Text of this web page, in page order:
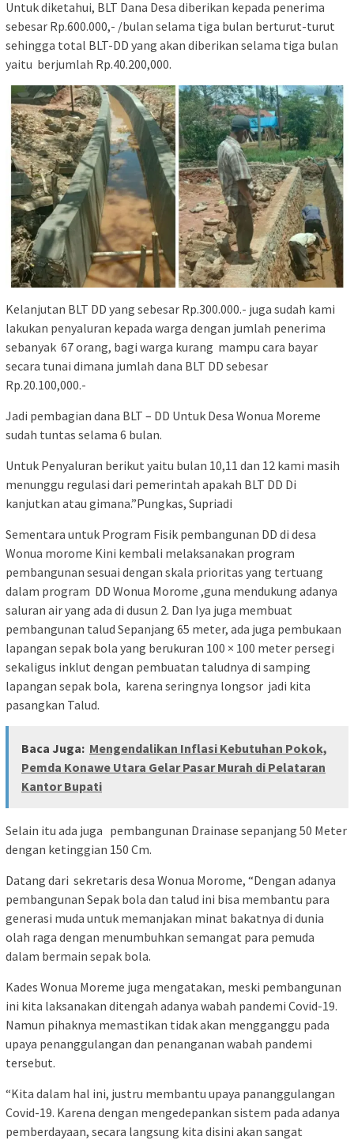
Untuk diketahui, BLT Dana Desa diberikan kepada penerima
sebesar Rp.600.000,- /bulan selama tiga bulan berturut-turut
sehingga total BLT-DD yang akan diberikan selama tiga bulan
yaitu berjumlah Rp.40.200,000.
Kelanjutan BLT DD yang sebesar Rp.300.000.- juga sudah kami
lakukan penyaluran kepada warga dengan jumlah penerima
sebanyak 67 orang, bagi warga kurang mampu cara bayar
secara tunai dimana jumlah dana BLT DD sebesar
Rp.20.100,000.-
Jadi pembagian dana BLT – DD Untuk Desa Wonua Moreme
sudah tuntas selama 6 bulan.
Untuk Penyaluran berikut yaitu bulan 10,11 dan 12 kami masih
menunggu regulasi dari pemerintah apakah BLT DD Di
kanjutkan atau gimana.”Pungkas, Supriadi
Sementara untuk Program Fisik pembangunan DD di desa
Wonua morome Kini kembali melaksanakan program
pembangunan sesuai dengan skala prioritas yang tertuang
dalam program DD Wonua Morome ,guna mendukung adanya
saluran air yang ada di dusun 2. Dan Iya juga membuat
pembangunan talud Sepanjang 65 meter, ada juga pembukaan
lapangan sepak bola yang berukuran 100 × 100 meter persegi
sekaligus inklut dengan pembuatan taludnya di samping
lapangan sepak bola, karena seringnya longsor jadi kita
pasangkan Talud.
Baca Juga: Mengendalikan Inflasi Kebutuhan Pokok,
Pemda Konawe Utara Gelar Pasar Murah di Pelataran
Kantor Bupati
Selain itu ada juga pembangunan Drainase sepanjang 50 Meter
dengan ketinggian 150 Cm.
Datang dari sekretaris desa Wonua Morome, “Dengan adanya
pembangunan Sepak bola dan talud ini bisa membantu para
generasi muda untuk memanjakan minat bakatnya di dunia
olah raga dengan menumbuhkan semangat para pemuda
dalam bermain sepak bola.
Kades Wonua Moreme juga mengatakan, meski pembangunan
ini kita laksanakan ditengah adanya wabah pandemi Covid-19.
Namun pihaknya memastikan tidak akan mengganggu pada
upaya penanggulangan dan penanganan wabah pandemi
tersebut.
“Kita dalam hal ini, justru membantu upaya pananggulangan
Covid-19. Karena dengan mengedepankan sistem pada adanya
pemberdayaan, secara langsung kita disini akan sangat